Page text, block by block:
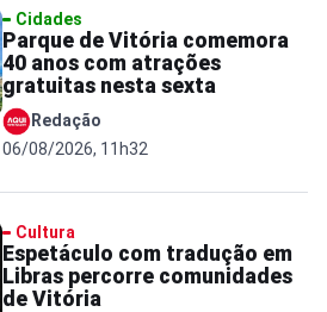
Cidades
Parque de Vitória comemora
40 anos com atrações
gratuitas nesta sexta
Redação
06/08/2026, 11h32
Cultura
Espetáculo com tradução em
Libras percorre comunidades
de Vitória